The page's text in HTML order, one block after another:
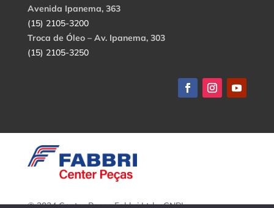
Avenida Ipanema, 363
(15) 2105-3200
Troca de Óleo – Av. Ipanema, 303
(15) 2105-3250
© 2024 Center Peças Fabbri Ltda. CNPJ: